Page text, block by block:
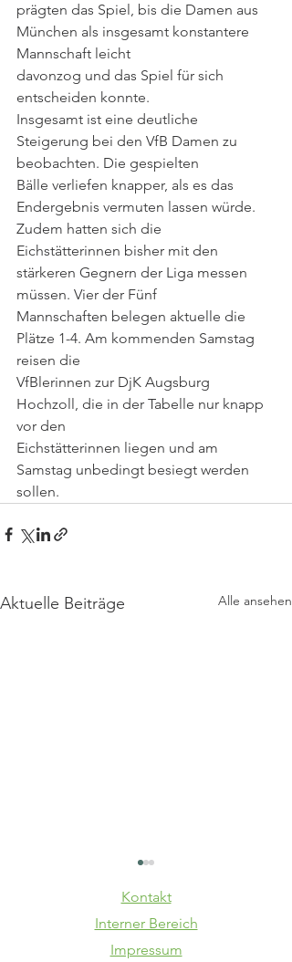
prägten das Spiel, bis die Damen aus
München als insgesamt konstantere
Mannschaft leicht
davonzog und das Spiel für sich
entscheiden konnte.
Insgesamt ist eine deutliche
Steigerung bei den VfB Damen zu
beobachten. Die gespielten
Bälle verliefen knapper, als es das
Endergebnis vermuten lassen würde.
Zudem hatten sich die
Eichstätterinnen bisher mit den
stärkeren Gegnern der Liga messen
müssen. Vier der Fünf
Mannschaften belegen aktuelle die
Plätze 1-4. Am kommenden Samstag
reisen die
VfBlerinnen zur DjK Augsburg
Hochzoll, die in der Tabelle nur knapp
vor den
Eichstätterinnen liegen und am
Samstag unbedingt besiegt werden
sollen.
Aktuelle Beiträge Alle ansehen
Kontakt
Interner Bereich
Impressum